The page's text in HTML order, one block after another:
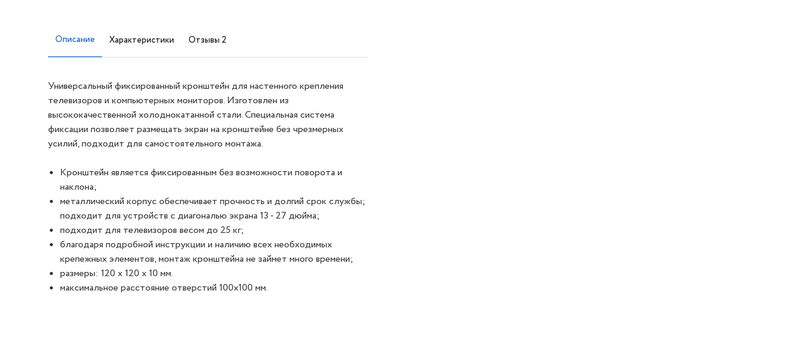
Описание Характеристики Отзывы 2
Универсальный фиксированный кронштейн для настенного крепления
телевизоров и компьютерных мониторов. Изготовлен из
высококачественной холоднокатанной стали. Специальная система
фиксации позволяет размещать экран на кронштейне без чрезмерных
усилий, подходит для самостоятельного монтажа.
Кронштейн является фиксированным без возможности поворота и
наклона;
металлический корпус обеспечивает прочность и долгий срок службы;
подходит для устройств с диагональю экрана 13 - 27 дюйма;
подходит для телевизоров весом до 25 кг;
благодаря подробной инструкции и наличию всех необходимых
крепежных элементов, монтаж кронштейна не займет много времени;
размеры: 120 x 120 х 10 мм.
максимальное расстояние отверстий 100х100 мм.